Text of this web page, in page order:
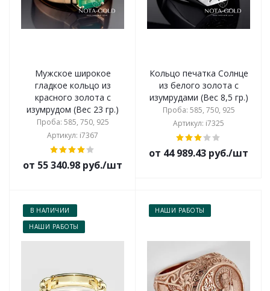
Мужское широкое
гладкое кольцо из
красного золота с
изумрудом (Вес 23 гр.)
Проба: 585, 750, 925
Артикул: i7367
от 55 340.98 руб./шт
Кольцо печатка Солнце
из белого золота с
изумрудами (Вес 8,5 гр.)
Проба: 585, 750, 925
Артикул: i7325
от 44 989.43 руб./шт
В НАЛИЧИИ
НАШИ РАБОТЫ
НАШИ РАБОТЫ